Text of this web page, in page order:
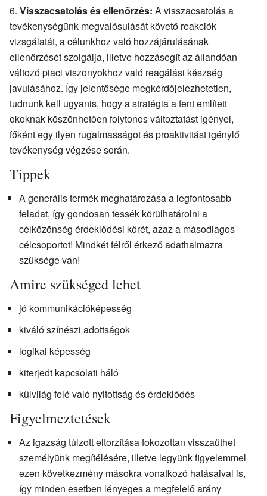
Visszacsatolás és ellenőrzés: A visszacsatolás a
tevékenységünk megvalósulását követő reakciók
vizsgálatát, a célunkhoz való hozzájárulásának
ellenőrzését szolgálja, illetve hozzásegít az állandóan
változó piaci viszonyokhoz való reagálási készség
javulásához. Így jelentősége megkérdőjelezhetetlen,
tudnunk kell ugyanis, hogy a stratégia a fent említett
okoknak köszönhetően folytonos változtatást igényel,
főként egy ilyen rugalmasságot és proaktivitást igénylő
tevékenység végzése során.
Tippek
A generális termék meghatározása a legfontosabb
feladat, így gondosan tessék körülhatárolni a
célközönség érdeklődési körét, azaz a másodlagos
célcsoportot! Mindkét félről érkező adathalmazra
szüksége van!
Amire szükséged lehet
jó kommunikációképesség
kiváló színészi adottságok
logikai képesség
kiterjedt kapcsolati háló
külvilág felé való nyitottság és érdeklődés
Figyelmeztetések
Az igazság túlzott eltorzítása fokozottan visszaüthet
személyünk megítélésére, illetve legyünk figyelemmel
ezen következmény másokra vonatkozó hatásaival is,
így minden esetben lényeges a megfelelő arány